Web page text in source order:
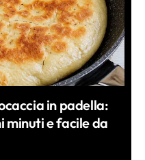
in padella:
minuti e facile da